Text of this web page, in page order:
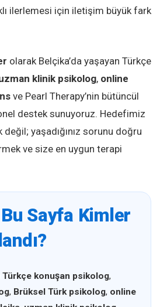
ilerlemesi için iletişim büyük fark
olarak Belçika’da yaşayan Türkçe
klinik psikolog, online
ve Pearl Therapy’nin bütüncül
destek sunuyoruz. Hedefimiz
yaşadığınız sorunu doğru
ve size en uygun terapi
Sayfa Kimler
Türkçe konuşan psikolog,
, Brüksel Türk psikolog, online